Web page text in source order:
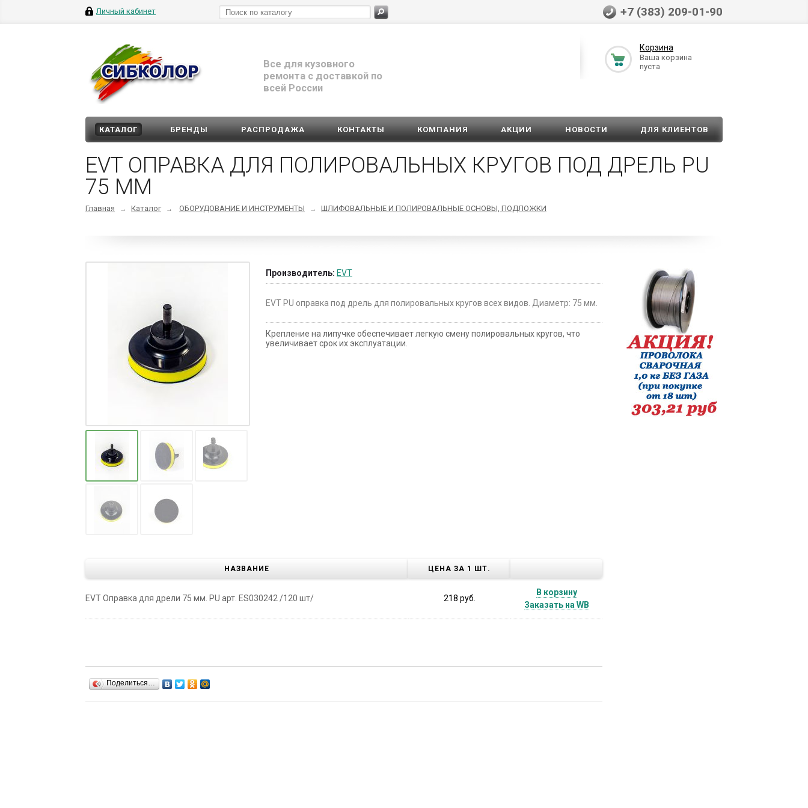
Личный кабинет +7 (383) 209-01-90
Все для кузовного
ремонта с доставкой по
всей России
Корзина
Ваша корзина
пуста
КАТАЛОГ БРЕНДЫ РАСПРОДАЖА КОНТАКТЫ КОМПАНИЯ АКЦИИ НОВОСТИ ДЛЯ КЛИЕНТОВ
EVT ОПРАВКА ДЛЯ ПОЛИРОВАЛЬНЫХ КРУГОВ ПОД ДРЕЛЬ PU
75 ММ
Главная → Каталог → ОБОРУДОВАНИЕ И ИНСТРУМЕНТЫ → ШЛИФОВАЛЬНЫЕ И ПОЛИРОВАЛЬНЫЕ ОСНОВЫ, ПОДЛОЖКИ
Производитель: EVT
EVT PU оправка под дрель для полировальных кругов всех видов. Диаметр: 75 мм.
Крепление на липучке обеспечивает легкую смену полировальных кругов, что
увеличивает срок их эксплуатации.
НАЗВАНИЕ ЦЕНА ЗА 1 ШТ.
EVT Оправка для дрели 75 мм. PU арт. ES030242 /120 шт/ 218 руб.
В корзину
Заказать на WB
Поделиться…